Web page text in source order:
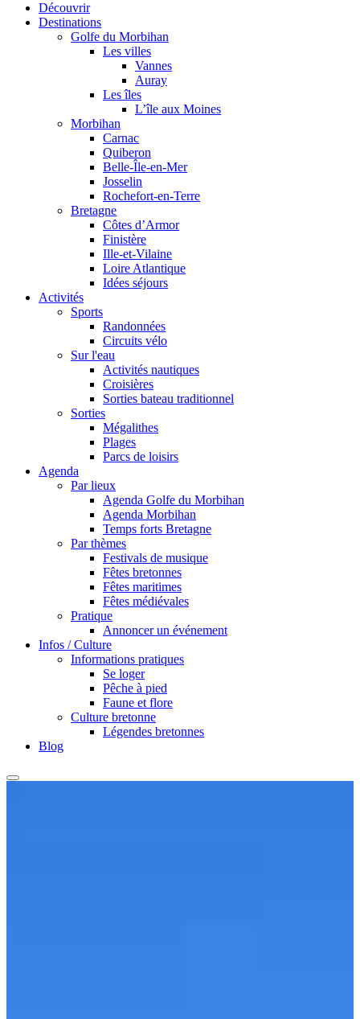
Découvrir
Destinations
Golfe du Morbihan
Les villes
Vannes
Auray
Les îles
L’île aux Moines
Morbihan
Carnac
Quiberon
Belle-Île-en-Mer
Josselin
Rochefort-en-Terre
Bretagne
Côtes d’Armor
Finistère
Ille-et-Vilaine
Loire Atlantique
Idées séjours
Activités
Sports
Randonnées
Circuits vélo
Sur l'eau
Activités nautiques
Croisières
Sorties bateau traditionnel
Sorties
Mégalithes
Plages
Parcs de loisirs
Agenda
Par lieux
Agenda Golfe du Morbihan
Agenda Morbihan
Temps forts Bretagne
Par thèmes
Festivals de musique
Fêtes bretonnes
Fêtes maritimes
Fêtes médiévales
Pratique
Annoncer un événement
Infos / Culture
Informations pratiques
Se loger
Pêche à pied
Faune et flore
Culture bretonne
Légendes bretonnes
Blog